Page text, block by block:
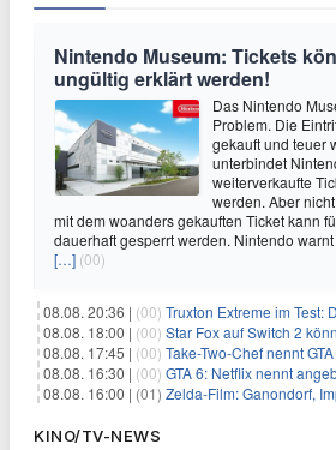
Nintendo Museum: Tickets
ungültig erklärt werden!
Das Nintendo
Problem. Die
gekauft und teuer
unterbindet
weiterverkaufte
werden. Aber
mit dem woanders gekauften Ticket kann
dauerhaft gesperrt werden. Nintendo
[…] (00)
08.08. 20:36 | (00) Truxton Extreme im Test: Dieser neue
08.08. 18:00 | (00) Star Fox auf Switch 2
08.08. 17:45 | (00) Take-Two-Chef nennt GTA 6 für 80
08.08. 16:30 | (00) GTA 6: Netflix nennt angeblich
08.08. 16:00 | (01) Zelda-Film: Ganondorf, Impa und
KINO/TV-NEWS